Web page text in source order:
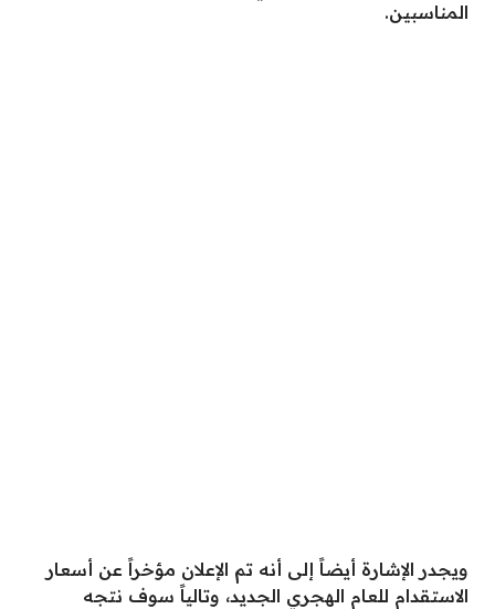
المناسبين.
ويجدر الإشارة أيضاً إلى أنه تم الإعلان مؤخراً عن أسعار
الاستقدام للعام الهجري الجديد، وتالياً سوف نتجه